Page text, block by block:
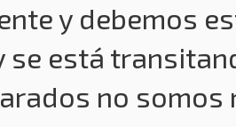
y debemos
se está
no